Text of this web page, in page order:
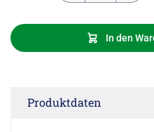
In den
Produktdaten